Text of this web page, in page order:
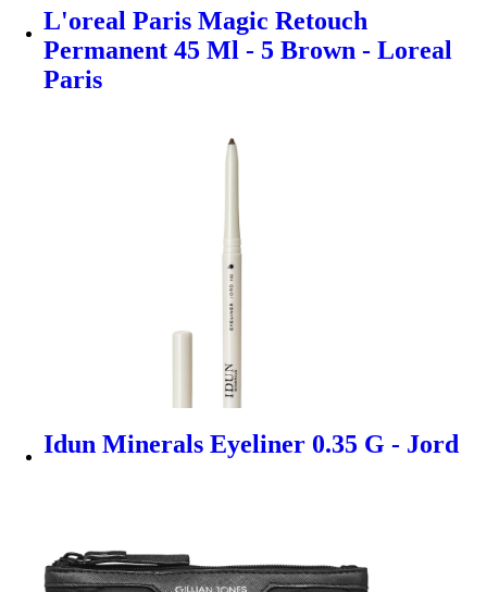
L'oreal Paris Magic Retouch
Permanent 45 Ml - 5 Brown - Loreal
Paris
Idun Minerals Eyeliner 0.35 G - Jord